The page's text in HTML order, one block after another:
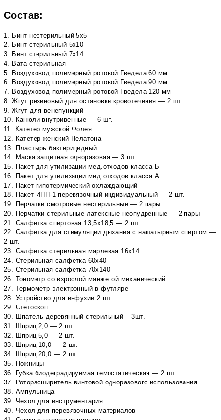
Состав:
1. Бинт нестерильный 5х5
2. Бинт стерильный 5х10
3. Бинт стерильный 7х14
4. Вата стерильная
5. Воздуховод полимерный ротовой Гведела 60 мм
6. Воздуховод полимерный ротовой Гведела 90 мм
7. Воздуховод полимерный ротовой Гведела 120 мм
8. Жгут резиновый для остановки кровотечения — 2 шт.
9. Жгут для венепункций
10. Канюли внутривенные — 6 шт.
11. Катетер мужской Фолея
12. Катетер женский Нелатона
13. Пластырь бактерицидный.
14. Маска защитная одноразовая — 3 шт.
15. Пакет для утилизации мед.отходов класса Б
16. Пакет для утилизации мед.отходов класса А
17. Пакет гипотермический охлаждающий
18. Пакет ИПП-1 перевязочный индивидуальный — 2 шт.
19. Перчатки смотровые нестерильные — 2 пары
20. Перчатки стерильные латексные неопудренные — 2 пары
21. Салфетка спиртовая 13,5х18,5 — 2 шт.
22. Салфетка для стимуляции дыхания с нашатырным спиртом —
2 шт.
23. Салфетка стерильная марлевая 16х14
24. Стерильная салфетка 60х40
25. Стерильная салфетка 70х140
26. Тонометр со взрослой манжетой механический
27. Термометр электронный в футляре
28. Устройство для инфузии 2 шт
29. Стетоскоп
30. Шпатель деревянный стерильный – 3шт.
31. Шприц 2,0 — 2 шт.
32. Шприц 5,0 — 2 шт.
33. Шприц 10,0 — 2 шт.
34. Шприц 20,0 — 2 шт.
35. Ножницы
36. Губка биодеградируемая гемостатическая — 2 шт.
37. Роторасширитель винтовой одноразового использования
38. Ампульница
39. Чехол для инструментария
40. Чехол для перевязочных материалов